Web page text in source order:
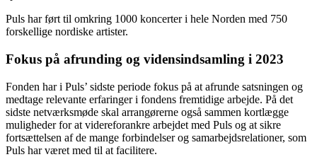
Puls har ført til omkring 1000 koncerter i hele Norden med 750
forskellige nordiske artister.
Fokus på afrunding og vidensindsamling i 2023
Fonden har i Puls’ sidste periode fokus på at afrunde satsningen og
medtage relevante erfaringer i fondens fremtidige arbejde. På det
sidste netværksmøde skal arrangørerne også sammen kortlægge
muligheder for at videreforankre arbejdet med Puls og at sikre
fortsættelsen af de mange forbindelser og samarbejdsrelationer, som
Puls har været med til at facilitere.